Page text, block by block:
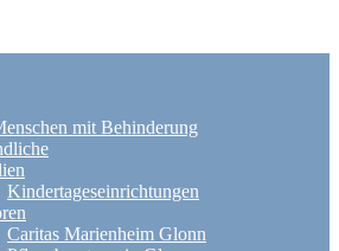
mit Behinderung
Kindertageseinrichtungen
Caritas Marienheim Glonn